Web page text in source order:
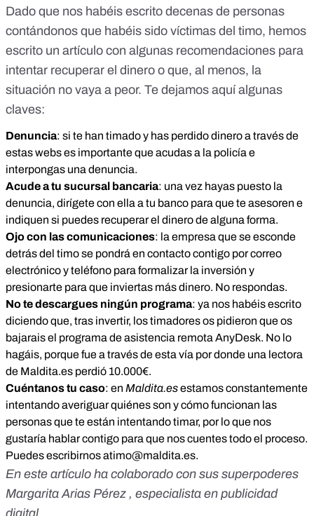
Dado que nos habéis escrito decenas de personas
contándonos que habéis sido víctimas del timo, hemos
escrito un artículo con algunas recomendaciones para
intentar recuperar el dinero o que, al menos, la
situación no vaya a peor. Te dejamos aquí algunas
claves:
Denuncia: si te han timado y has perdido dinero a través de
estas webs es importante que acudas a la policía e
interpongas una denuncia.
Acude a tu sucursal bancaria: una vez hayas puesto la
denuncia, dirígete con ella a tu banco para que te asesoren e
indiquen si puedes recuperar el dinero de alguna forma.
Ojo con las comunicaciones: la empresa que se esconde
detrás del timo se pondrá en contacto contigo por correo
electrónico y teléfono para formalizar la inversión y
presionarte para que inviertas más dinero. No respondas.
No te descargues ningún programa: ya nos habéis escrito
diciendo que, tras invertir, los timadores os pidieron que os
bajarais el programa de asistencia remota AnyDesk. No lo
hagáis, porque fue a través de esta vía por donde una lectora
de Maldita.es perdió 10.000€.
Cuéntanos tu caso: en Maldita.esestamos constantemente
intentando averiguar quiénes son y cómo funcionan las
personas que te están intentando timar, por lo que nos
gustaría hablar contigo para que nos cuentes todo el proceso.
Puedes escribirnos atimo@maldita.es.
En este artículo ha colaborado con sus superpoderes
Margarita Arias Pérez , especialista en publicidad